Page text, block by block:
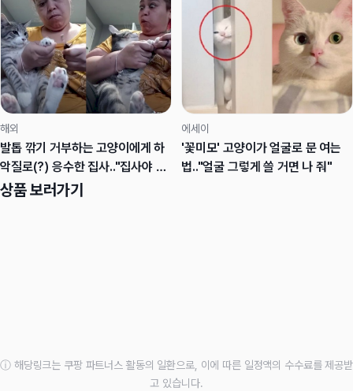
해외
발톱 깎기 거부하는 고양이에게 하
악질로(?) 응수한 집사.."집사야 왜
그러냥?"
에세이
'꽃미모' 고양이가 얼굴로 문 여는
법.."얼굴 그렇게 쓸 거면 나 줘"
상품 보러가기
ⓘ 해당링크는 쿠팡 파트너스 활동의 일환으로, 이에 따른 일정액의 수수료를 제공받
고 있습니다.